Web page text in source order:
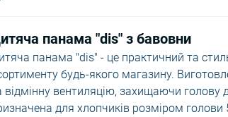
панама "dis" з бавовни
панама "dis" - це практичний та
будь-якого магазину.
відмінну вентиляцію, захищаючи голову
для хлопчиків розміром